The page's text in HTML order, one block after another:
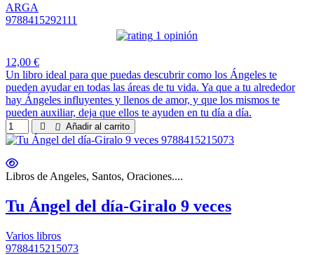
ARGA
9788415292111
1 opinión
12,00 €
Un libro ideal para que puedas descubrir como los Ángeles te
pueden ayudar en todas las áreas de tu vida. Ya que a tu alrededor
hay Ángeles influyentes y llenos de amor, y que los mismos te
pueden auxiliar, deja que ellos te ayuden en tu día a día.
Añadir al carrito
Libros de Angeles, Santos, Oraciones....
Tu Ángel del día-Giralo 9 veces
Varios libros
9788415215073